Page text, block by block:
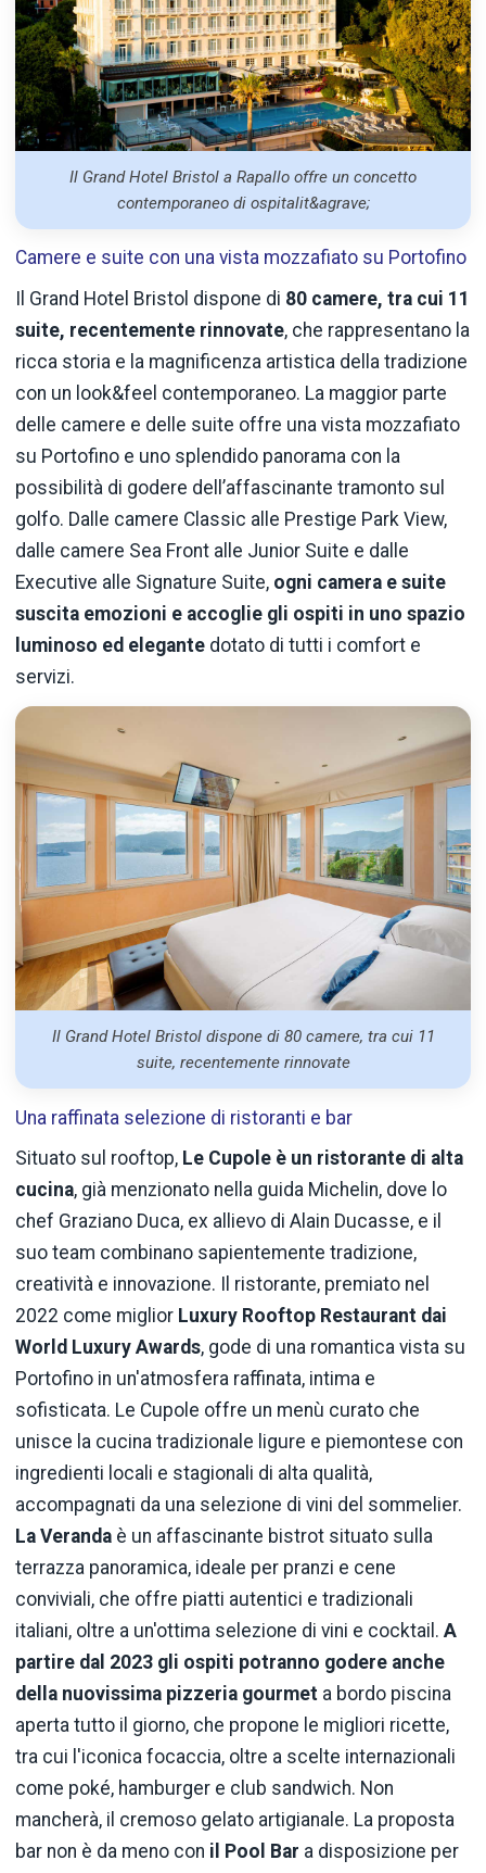
Il Grand Hotel Bristol a Rapallo offre un concetto
contemporaneo di ospitalit&agrave;
Camere e suite con una vista mozzafiato su Portofino
Il Grand Hotel Bristol dispone di 80 camere, tra cui 11
suite, recentemente rinnovate, che rappresentano la
ricca storia e la magnificenza artistica della tradizione
con un look&feel contemporaneo. La maggior parte
delle camere e delle suite offre una vista mozzafiato
su Portofino e uno splendido panorama con la
possibilità di godere dell’affascinante tramonto sul
golfo. Dalle camere Classic alle Prestige Park View,
dalle camere Sea Front alle Junior Suite e dalle
Executive alle Signature Suite, ogni camera e suite
suscita emozioni e accoglie gli ospiti in uno spazio
luminoso ed elegante dotato di tutti i comfort e
servizi.
Il Grand Hotel Bristol dispone di 80 camere, tra cui 11
suite, recentemente rinnovate
Una raffinata selezione di ristoranti e bar
Situato sul rooftop, Le Cupole è un ristorante di alta
cucina, già menzionato nella guida Michelin, dove lo
chef Graziano Duca, ex allievo di Alain Ducasse, e il
suo team combinano sapientemente tradizione,
creatività e innovazione. Il ristorante, premiato nel
2022 come miglior Luxury Rooftop Restaurant dai
World Luxury Awards, gode di una romantica vista su
Portofino in un'atmosfera raffinata, intima e
sofisticata. Le Cupole offre un menù curato che
unisce la cucina tradizionale ligure e piemontese con
ingredienti locali e stagionali di alta qualità,
accompagnati da una selezione di vini del sommelier.
La Veranda è un affascinante bistrot situato sulla
terrazza panoramica, ideale per pranzi e cene
conviviali, che offre piatti autentici e tradizionali
italiani, oltre a un'ottima selezione di vini e cocktail. A
partire dal 2023 gli ospiti potranno godere anche
della nuovissima pizzeria gourmet a bordo piscina
aperta tutto il giorno, che propone le migliori ricette,
tra cui l'iconica focaccia, oltre a scelte internazionali
come poké, hamburger e club sandwich. Non
mancherà, il cremoso gelato artigianale. La proposta
bar non è da meno con il Pool Bar a disposizione per